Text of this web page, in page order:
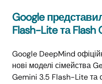
Google
Flash-Lite та
Google DeepMind
нові моделі сімейства
Gemini 3.5 Flash-Lite та